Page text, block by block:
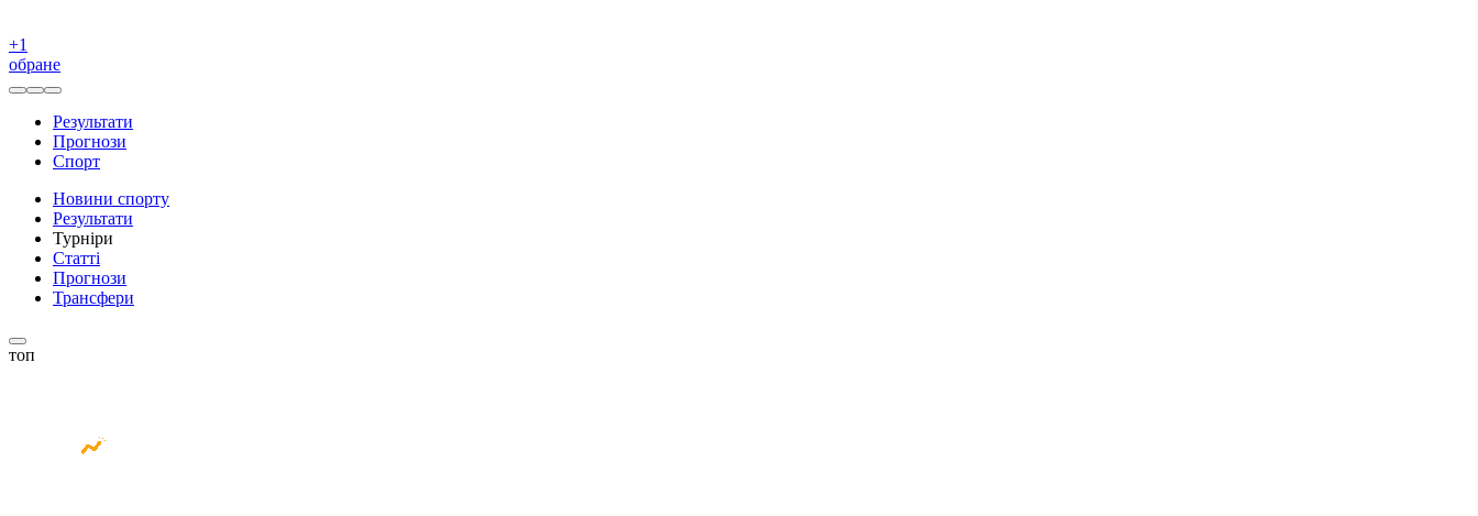
+1
обране
Результати
Прогнози
Спорт
Новини спорту
Результати
Турніри
Статті
Прогнози
Трансфери
топ